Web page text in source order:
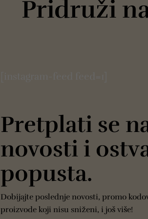
Pridruži
Pretplati se
novosti i
popusta.
Dobijajte poslednje novosti, promo
proizvode koji nisu sniženi, i još više!